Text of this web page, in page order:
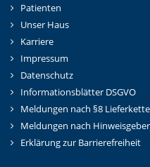
Patienten
Unser Haus
Karriere
Impressum
Datenschutz
Informationsblätter DSGVO
Meldungen nach §8
Meldungen nach
Erklärung zur Barrierefreiheit